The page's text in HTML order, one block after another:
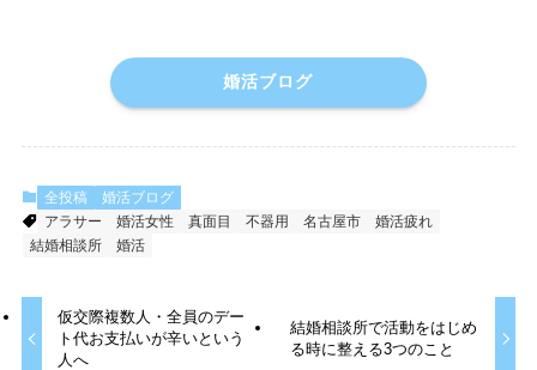
婚活ブログ
全投稿
婚活ブログ
アラサー
婚活女性 真面目 不器用 名古屋市
婚活疲れ
結婚相談所
婚活
仮交際複数人・全員のデー
ト代お支払いが辛いという
人へ
結婚相談所で活動をはじめ
る時に整える3つのこと